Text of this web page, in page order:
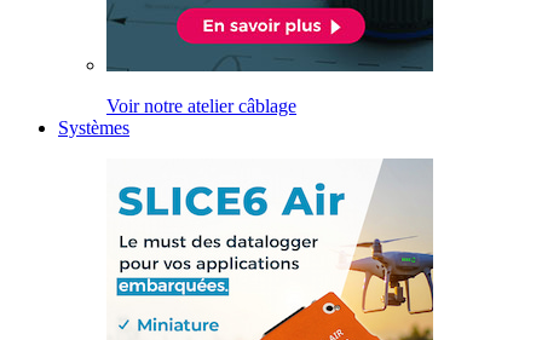
Voir notre atelier câblage
Systèmes